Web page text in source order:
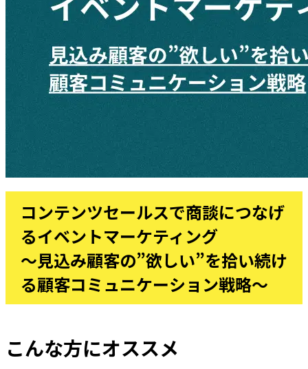
コンテンツセールスで商談につなげ
るイベントマーケティング
〜見込み顧客の”欲しい”を拾い続け
る顧客コミュニケーション戦略〜
こんな方にオススメ